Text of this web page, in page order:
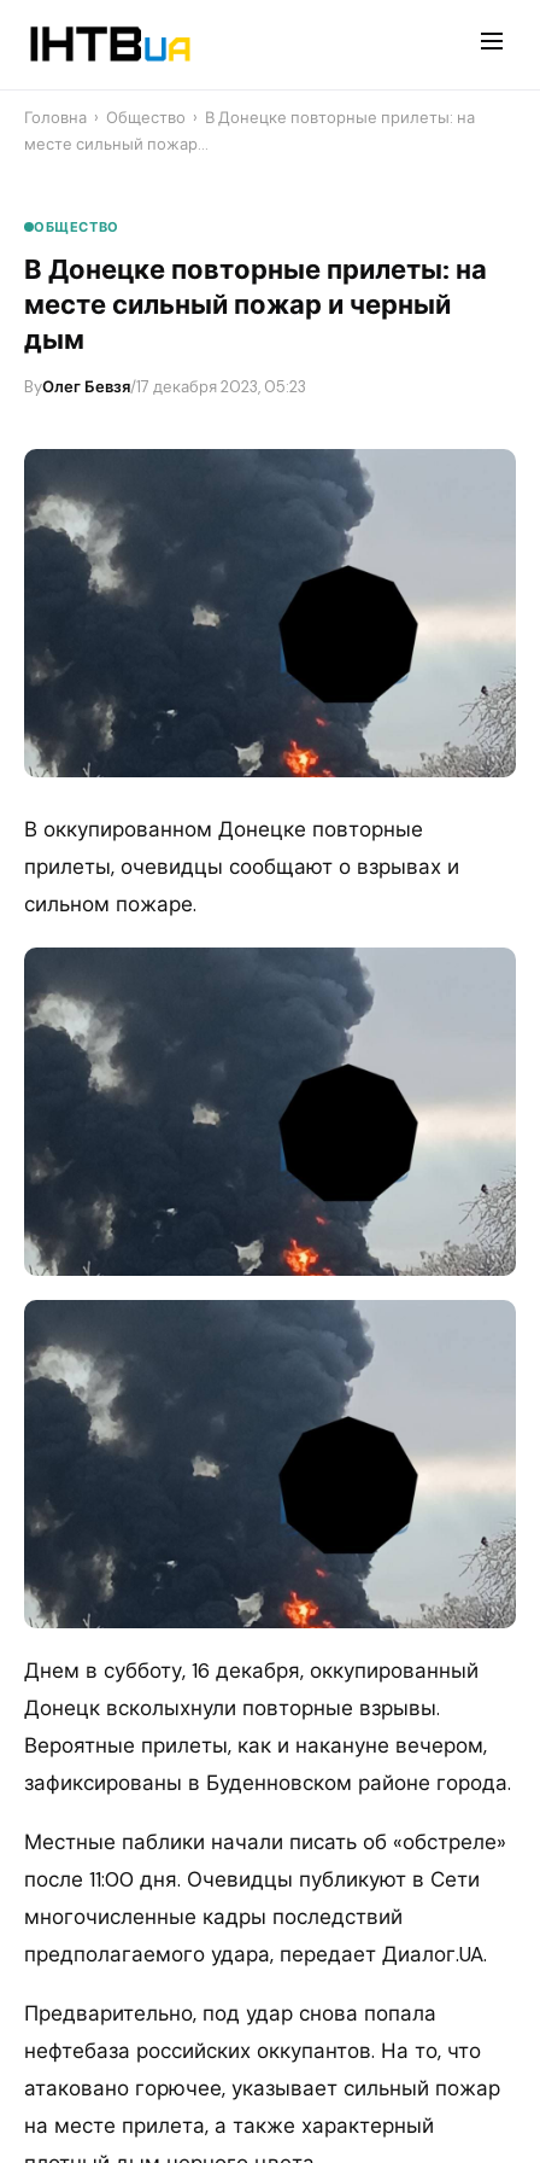
Головна › Общество › ​В Донецке повторные прилеты: на
месте сильный пожар…
ОБЩЕСТВО
​В Донецке повторные прилеты: на
месте сильный пожар и черный
дым
ByОлег Бевзя/17 декабря 2023, 05:23
В оккупированном Донецке повторные
прилеты, очевидцы сообщают о взрывах и
сильном пожаре.
Днем в субботу, 16 декабря, оккупированный
Донецк всколыхнули повторные взрывы.
Вероятные прилеты, как и накануне вечером,
зафиксированы в Буденновском районе города.
Местные паблики начали писать об «обстреле»
после 11:00 дня. Очевидцы публикуют в Сети
многочисленные кадры последствий
предполагаемого удара, передает Диалог.UA.
Предварительно, под удар снова попала
нефтебаза российских оккупантов. На то, что
атаковано горючее, указывает сильный пожар
на месте прилета, а также характерный